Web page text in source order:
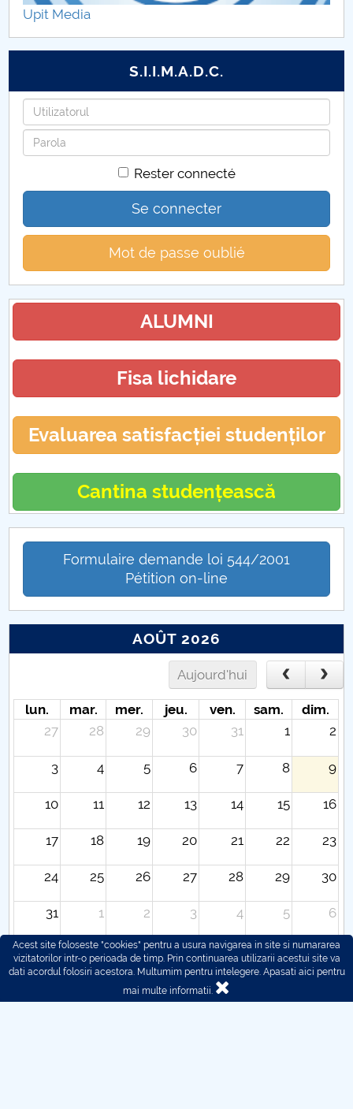
Upit Media
S.I.I.M.A.D.C.
Identifiant
Mot
de
Rester connecté
Se connecter
Mot de passe oublié
ALUMNI
Fisa lichidare
Evaluarea satisfacției studenților
Cantina studențească
Formulaire demande loi 544/2001
Pétition on-line
AOÛT 2026
Aujourd'hui
lun. mar. mer. jeu. ven. sam.
dim.
27
28 29 30 31 1 2
3 4 5 6 7 8 9
10 11 12 13 14 15 16
17 18 19 20 21 22 23
24 25 26 27 28 29 30
31 1 2 3 4 5 6
Acest site foloseste "cookies" pentru a usura navigarea in site si numararea
vizitatorilor intr-o perioada de timp. Prin continuarea utilizarii acestui site va
dati acordul folosiri acestora. Multumim pentru intelegere. Apasati aici pentru
mai multe informatii.